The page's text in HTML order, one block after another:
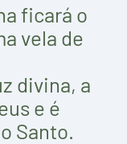
ficará o
vela de
divina, a
e é
Santo.